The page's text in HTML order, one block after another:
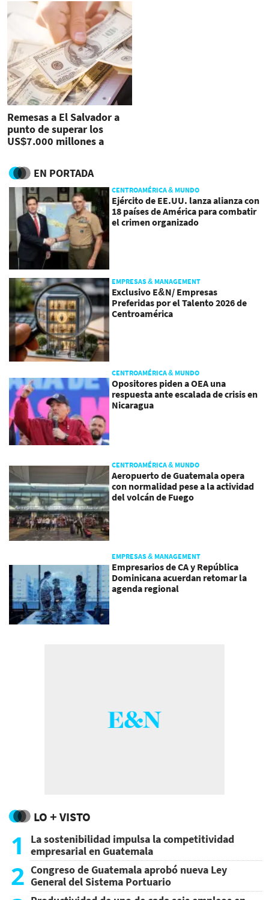
Remesas a El Salvador a
punto de superar los
US$7.000 millones a
EN PORTADA
CENTROAMÉRICA & MUNDO
Ejército de EE.UU. lanza alianza con
18 países de América para combatir
el crimen organizado
EMPRESAS & MANAGEMENT
Exclusivo E&N/ Empresas
Preferidas por el Talento 2026 de
Centroamérica
CENTROAMÉRICA & MUNDO
Opositores piden a OEA una
respuesta ante escalada de crisis en
Nicaragua
CENTROAMÉRICA & MUNDO
Aeropuerto de Guatemala opera
con normalidad pese a la actividad
del volcán de Fuego
EMPRESAS & MANAGEMENT
Empresarios de CA y República
Dominicana acuerdan retomar la
agenda regional
LO + VISTO
1
La sostenibilidad impulsa la competitividad
empresarial en Guatemala
2 Congreso de Guatemala aprobó nueva Ley
General del Sistema Portuario